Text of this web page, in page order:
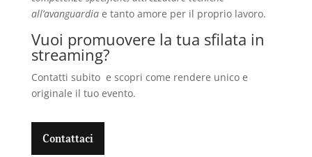
all’avanguardiae tanto amore per il proprio lavoro.
Vuoi promuovere la tua sfilata in
streaming?
Contatti subito e scopri come rendere unico e
originale il tuo evento.
Contattaci